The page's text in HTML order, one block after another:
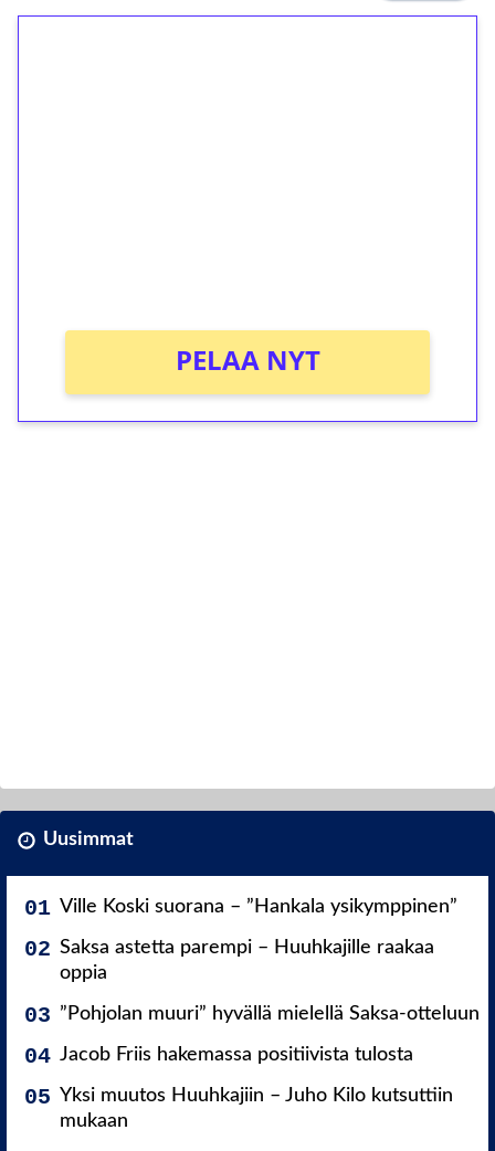
PELAA NYT
Uusimmat
Ville Koski suorana – ”Hankala ysikymppinen”
Saksa astetta parempi – Huuhkajille raakaa
oppia
”Pohjolan muuri” hyvällä mielellä Saksa-otteluun
Jacob Friis hakemassa positiivista tulosta
Yksi muutos Huuhkajiin – Juho Kilo kutsuttiin
mukaan